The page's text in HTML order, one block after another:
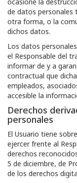
de datos personales
otra forma, o la
dichos datos.
Los datos
el Responsable del
informar de y a
contractual que
empleados,
accesible la
Derechos
personales
El Usuario tiene sobre
ejercer frente al
derechos
5 de diciembre, de
de los derechos